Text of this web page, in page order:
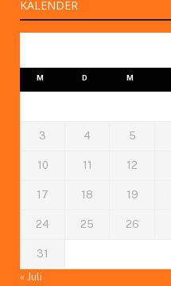
KALENDER
M D M
3 4 5
10 11 12
17 18 19
24 25 26
31
« Juli